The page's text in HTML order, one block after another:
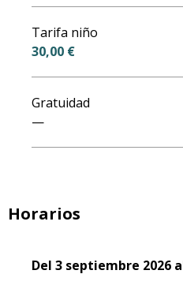
Tarifa niño
30,00 €
Gratuidad
—
Horarios
Del 3 septiembre 2026
Del 3 septiembre 2026